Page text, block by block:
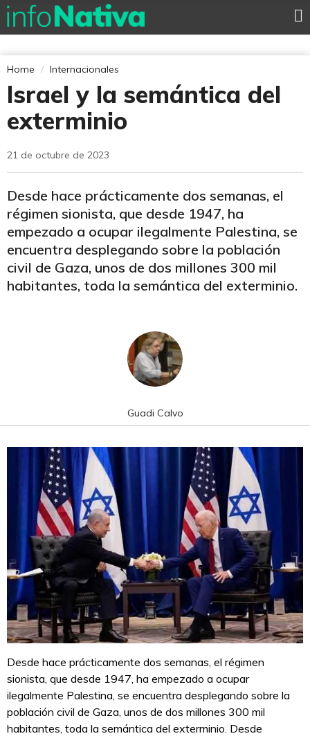
Home Internacionales
Israel y la semántica del
exterminio
21 de octubre de 2023
Desde hace prácticamente dos semanas, el
régimen sionista, que desde 1947, ha
empezado a ocupar ilegalmente Palestina, se
encuentra desplegando sobre la población
civil de Gaza, unos de dos millones 300 mil
habitantes, toda la semántica del exterminio.
Guadi Calvo
Desde hace prácticamente dos semanas, el régimen
sionista, que desde 1947, ha empezado a ocupar
ilegalmente Palestina, se encuentra desplegando sobre la
población civil de Gaza, unos de dos millones 300 mil
habitantes, toda la semántica del exterminio. Desde